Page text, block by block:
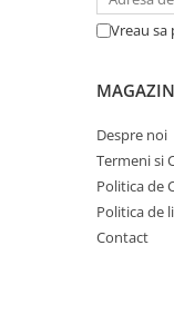
Senzatii/Erotic
Senzatii/Thriller
Teens Book Club
Vreau
Despre noi
Termeni si
Politica de
Politica de
Contact